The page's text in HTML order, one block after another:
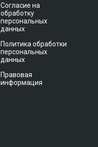
Согласие на
обработку
персональных
данных
Политика обработки
персональных
данных
Правовая
информация